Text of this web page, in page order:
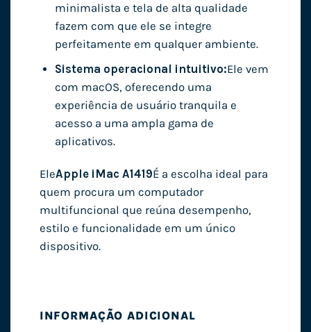
minimalista e tela de alta qualidade
fazem com que ele se integre
perfeitamente em qualquer ambiente.
Sistema operacional intuitivo:Ele vem
com macOS, oferecendo uma
experiência de usuário tranquila e
acesso a uma ampla gama de
aplicativos.
EleApple iMac A1419É a escolha ideal para
quem procura um computador
multifuncional que reúna desempenho,
estilo e funcionalidade em um único
dispositivo.
INFORMAÇÃO ADICIONAL